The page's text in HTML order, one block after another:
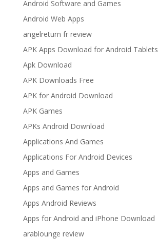
Android Software and Games
Android Web Apps
angelreturn fr review
APK Apps Download for Android Tablets
Apk Download
APK Downloads Free
APK for Android Download
APK Games
APKs Android Download
Applications And Games
Applications For Android Devices
Apps and Games
Apps and Games for Android
Apps Android Reviews
Apps for Android and iPhone Download
arablounge review